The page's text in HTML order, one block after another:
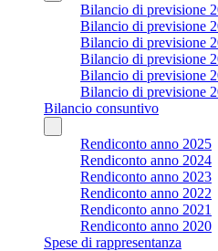
Bilancio di previsione
Bilancio di previsione
Bilancio di previsione
Bilancio di previsione
Bilancio di previsione
Bilancio di previsione
Bilancio consuntivo
Rendiconto anno 2025
Rendiconto anno 2024
Rendiconto anno 2023
Rendiconto anno 2022
Rendiconto anno 2021
Rendiconto anno 2020
Spese di rappresentanza